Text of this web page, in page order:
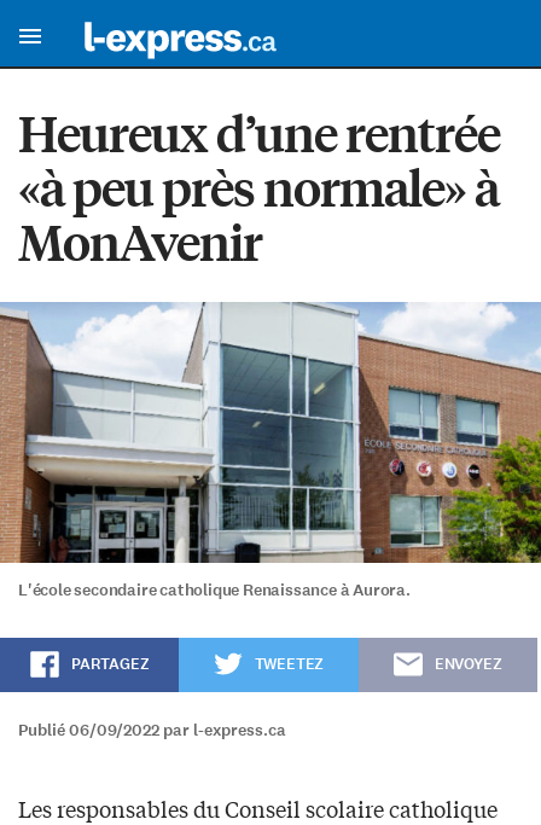
Heureux d’une rentrée
«à peu près normale» à
MonAvenir
L'école secondaire catholique Renaissance à Aurora.
PARTAGEZ TWEETEZ ENVOYEZ
Publié 06/09/2022 par l-express.ca
Les responsables du Conseil scolaire catholique